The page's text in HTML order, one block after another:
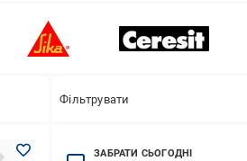
Фільтрувати
ЗАБРАТИ СЬОГОДНІ